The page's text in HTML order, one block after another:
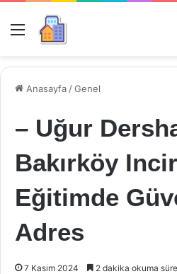
Menü
Anasayfa /Genel
– Uğur
Bakırköy
Eğitimde
Adres
7 Kasım 2024 2 dakika okuma